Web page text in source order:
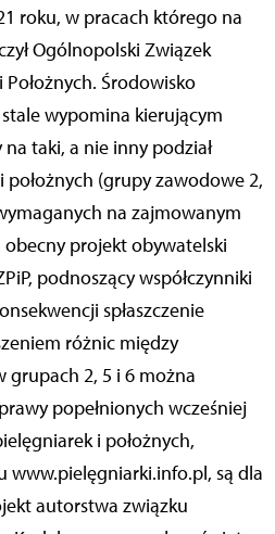
roku, w pracach którego na
Ogólnopolski Związek
Środowisko
wypomina kierującym
taki, a nie inny podział
(grupy zawodowe 2,
na zajmowanym
obecny projekt obywatelski
podnoszący współczynniki
spłaszczenie
różnic między
grupach 2, 5 i 6 można
popełnionych wcześniej
i położnych,
www.pielęgniarki.info.pl, są dla
autorstwa związku